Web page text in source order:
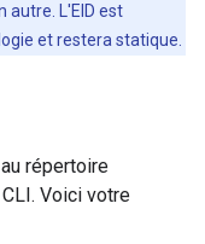
autre. L'EID est
et restera statique.
répertoire
Voici votre